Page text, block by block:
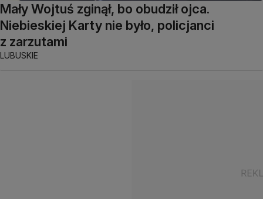
Mały Wojtuś zginął, bo obudził ojca.
Niebieskiej Karty nie było, policjanci
z zarzutami
LUBUSKIE